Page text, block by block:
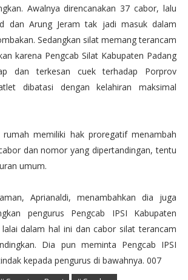
Awalnya direncanakan 37 cabor, lalu
dan Arung Jeram tak jadi masuk dalam
Sedangkan silat memang terancam
karena Pengcab Silat Kabupaten Padang
dan terkesan cuek terhadap Porprov
dibatasi dengan kelahiran maksimal
rumah memiliki hak proregatif menambah
dan nomor yang dipertandingan, tentu
umum.
Aprianaldi, menambahkan dia juga
pengurus Pengcab IPSI Kabupaten
lalai dalam hal ini dan cabor silat terancam
Dia pun meminta Pengcab IPSI
kepada pengurus di bawahnya. 007